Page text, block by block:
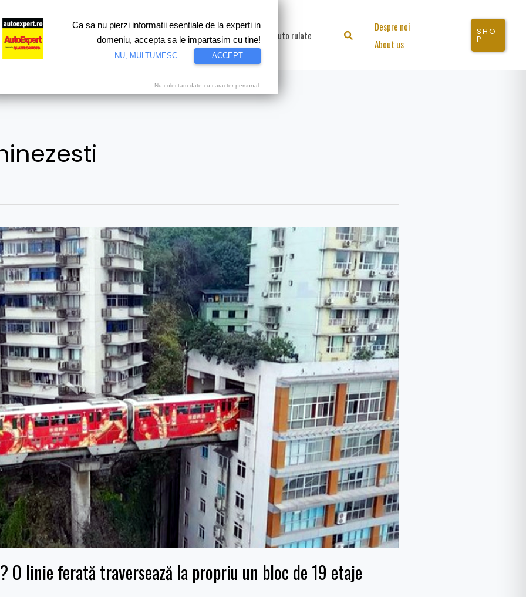
Test drive Motorsport Proiecte speciale Video Auto rulate Search
Despre noi
About us
SHO
P
O linie ferată traversează la propriu un bloc de 19 etaje
Ca sa nu pierzi informatii esentiale de la experti in
domeniu, accepta sa le impartasim cu tine!
NU, MULTUMESC ACCEPT
Nu colectam date cu caracter personal.